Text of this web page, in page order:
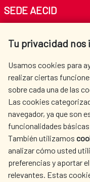
Tu privacidad nos
Usamos cookies para
realizar ciertas
sobre cada una de las
Las cookies
navegador, ya que son
funcionalidades
También utilizamos
analizar cómo usted
preferencias y aportar
relevantes. Estas
SEDE AECID
Tel. +34 900 20 30 54​​​​​​​
AECID
SPANISH
ACTION
CULTURE AND